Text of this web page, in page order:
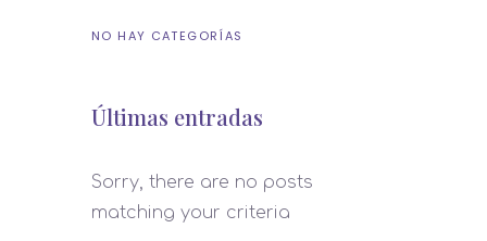
NO HAY CATEGORÍAS
Últimas entradas
Sorry, there are no posts
matching your criteria